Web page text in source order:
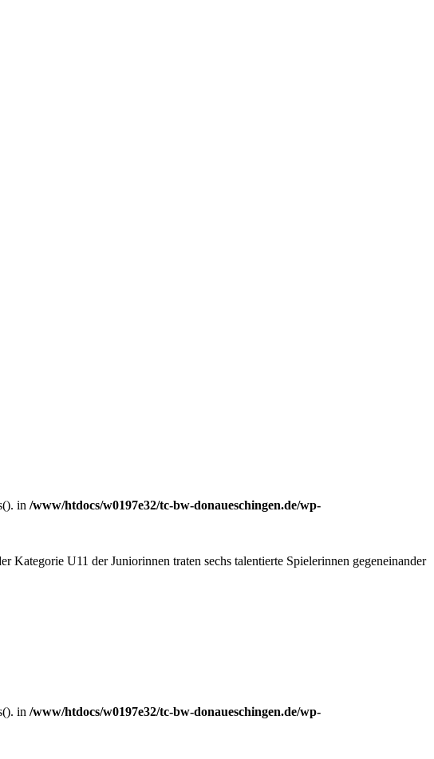
in /www/htdocs/w0197e32/tc-bw-donaueschingen.de/wp-
U11 der Juniorinnen traten sechs talentierte Spielerinnen gegeneinander
in /www/htdocs/w0197e32/tc-bw-donaueschingen.de/wp-